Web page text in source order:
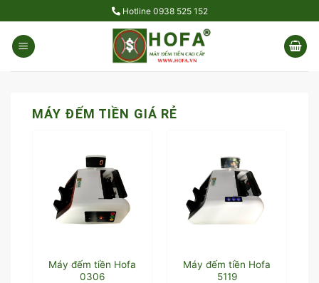
to
content
Hotline 0938 525 152
MÁY ĐẾM TIỀN GIÁ RẺ
Máy đếm tiền Hofa
0306
Máy đếm tiền Hofa
5119